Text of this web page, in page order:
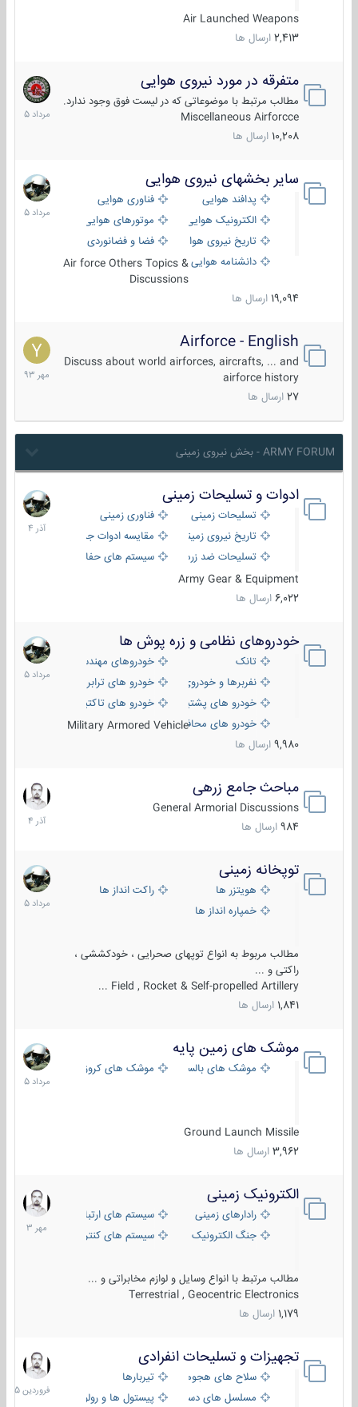
Air Launched Weapons
2,413 ارسال ها
متفرقه در مورد نیروی هوایی
مطالب مرتبط با موضوعاتی که در لیست فوق وجود ندارد.
Miscellaneous Airforcce
10,208 ارسال ها
7
مرداد
1405
سایر بخشهای نیروی هوایی
پدافند هوایی
فناوری هوایی
الکترونیک هوایی
موتورهای هوایی
تاریخ نیروی هوایی
فضا و فضانوردی
دانشنامه هواییAir force Others Topics &
Discussions
19,094 ارسال ها
2
مرداد
1405
Airforce - English
Discuss about world airforces, aircrafts, ... and
airforce history
27 ارسال ها
15
مهر
1393
ARMY FORUM - بخش نیروی زمینی
ادوات و تسلیحات زمینی
تسلیحات زمینی
فناوری زمینی
تاریخ نیروی زمینی
مقایسه ادوات جنگی
تسلیحات ضد زره
سیستم های حفاظت فعال
Army Gear & Equipment
6,022 ارسال ها
21
آذر
1404
خودروهای نظامی و زره پوش ها
تانک
خودروهای مهندسی
نفربرها و خودروی های رزمی پیاده نظام
خودرو های ترابری نظامی
خودرو های پشتیبانی آتش ، شناسایی و ضد تانک
خودرو های تاکتیکی نظامی
خودرو های محافظت شدهMilitary Armored Vehicle
9,980 ارسال ها
2
مرداد
1405
مباحث جامع زرهی
General Armorial Discussions
984 ارسال ها
7
آذر
1404
توپخانه زمینی
هویتزر ها
راکت انداز ها
خمپاره انداز ها
مطالب مربوط به انواع توپهای صحرایی ، خودکششی ،
راکتی و ...
Field , Rocket & Self-propelled Artillery ...
1,841 ارسال ها
9
مرداد
1405
موشک های زمین پایه
موشک های بالستیک موشک های کروز
Ground Launch Missile
3,962 ارسال ها
2
مرداد
1405
الکترونیک زمینی
رادارهای زمینی
سیستم های ارتباطی و جمع آوری
جنگ الکترونیک
سیستم های کنترل آتش و تجهیزات
مطالب مرتبط با انواع وسایل و لوازم مخابراتی و ...
Terrestrial , Geocentric Electronics
1,179 ارسال ها
1
مهر
1403
تجهیزات و تسلیحات انفرادی
سلاح های هجومی
تیربارها
مسلسل های دستی
پیستول ها و رولورها
17
فروردین
1405